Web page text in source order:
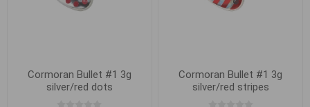
Cormoran Bullet #1 3g
silver/red dots
Cormoran Bullet #1 3g
silver/red stripes